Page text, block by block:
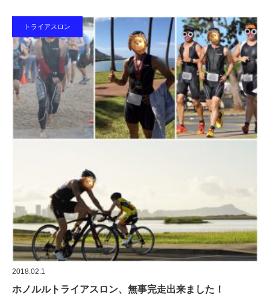
トライアスロン
2018.02.1
ホノルルトライアスロン、無事完走出来ました！